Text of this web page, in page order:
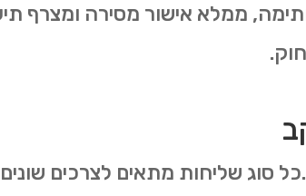
ממלא אישור מסירה ומצרף
סוג שליחות מתאים לצרכים